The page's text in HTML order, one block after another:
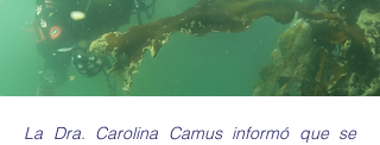
La Dra. Carolina Camus informó que se